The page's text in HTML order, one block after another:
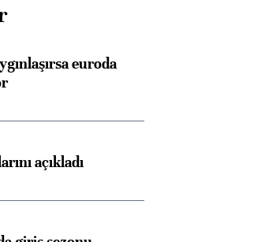
euroda
açıkladı